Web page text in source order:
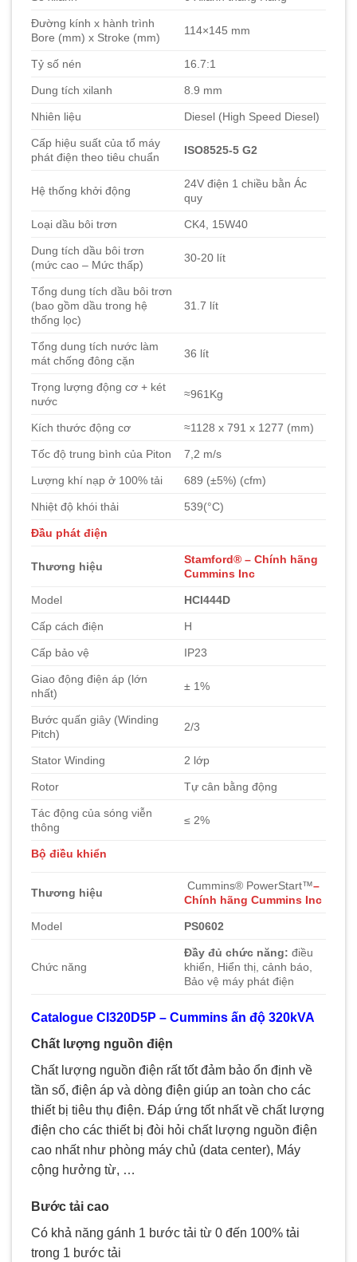
Đường kính x hành trình
Bore (mm) x Stroke (mm)
114×145 mm
Tỷ số nén 16.7:1
Dung tích xilanh 8.9 mm
Nhiên liệu Diesel (High Speed Diesel)
Cấp hiệu suất của tổ máy
phát điện theo tiêu chuẩn
ISO8525-5 G2
Hệ thống khởi động
24V điện 1 chiều bằn Ác
quy
Loại dầu bôi trơn CK4, 15W40
Dung tích dầu bôi trơn
(mức cao – Mức thấp)
30-20 lít
Tổng dung tích dầu bôi trơn
(bao gồm dầu trong hệ
thống lọc)
31.7 lít
Tổng dung tích nước làm
mát chống đông cặn
36 lít
Trọng lượng động cơ + két
nước
≈961Kg
Kích thước động cơ ≈1128 x 791 x 1277 (mm)
Tốc độ trung bình của Piton 7,2 m/s
Lượng khí nạp ở 100% tải 689 (±5%) (cfm)
Nhiệt độ khói thải 539(°C)
Đầu phát điện
Thương hiệu
Stamford® – Chính hãng
Cummins Inc
Model HCI444D
Cấp cách điện H
Cấp bảo vệ IP23
Giao động điện áp (lớn
nhất)
± 1%
Bước quấn giây (Winding
Pitch)
2/3
Stator Winding 2 lớp
Rotor Tự cân bằng động
Tác động của sóng viễn
thông
≤ 2%
Bộ điều khiển
Thương hiệu
Cummins® PowerStart™–
Chính hãng Cummins Inc
Model PS0602
Chức năng
Đầy đủ chức năng: điều
khiển, Hiển thị, cảnh báo,
Bảo vệ máy phát điện
Catalogue CI320D5P – Cummins ấn độ 320kVA
Chất lượng nguồn điện
Chất lượng nguồn điện rất tốt đảm bảo ổn định về
tần số, điện áp và dòng điện giúp an toàn cho các
thiết bị tiêu thụ điện. Đáp ứng tốt nhất về chất lượng
điện cho các thiết bị đòi hỏi chất lượng nguồn điện
cao nhất như phòng máy chủ (data center), Máy
cộng hưởng từ, …
Bước tải cao
Có khả năng gánh 1 bước tải từ 0 đến 100% tải
trong 1 bước tải